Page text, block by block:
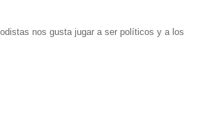
nos gusta jugar a ser políticos y a los